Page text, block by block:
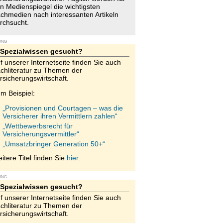
Medienspiegel die wichtigsten
nach interessanten Artikeln
Spezialwissen gesucht?
unserer Internetseite finden Sie auch
zu Themen der
Beispiel:
„Provisionen und Courtagen – was die
Versicherer ihren Vermittlern zahlen“
„Wettbewerbsrecht für
Versicherungsvermittler“
„Umsatzbringer Generation 50+“
Titel finden Sie hier.
Spezialwissen gesucht?
unserer Internetseite finden Sie auch
zu Themen der